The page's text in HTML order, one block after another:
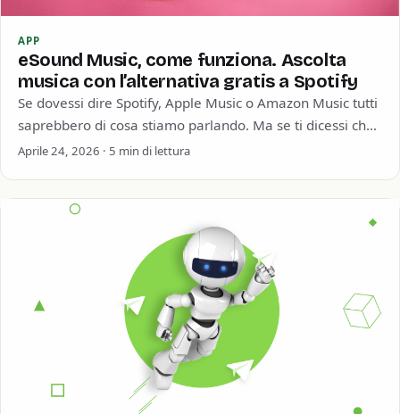
APP
eSound Music, come funziona. Ascolta
musica con l’alternativa gratis a Spotify
Se dovessi dire Spotify, Apple Music o Amazon Music tutti
saprebbero di cosa stiamo parlando. Ma se ti dicessi che
al secondo…
Aprile 24, 2026 · 5 min di lettura